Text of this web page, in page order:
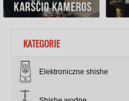
KATEGORIE
Elektroniczne shishe